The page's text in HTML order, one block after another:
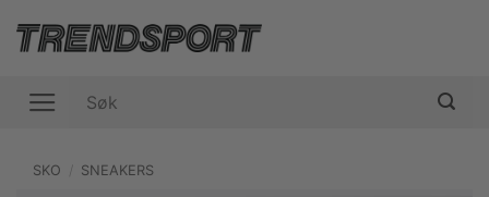
etter:
SKO / SNEAKERS